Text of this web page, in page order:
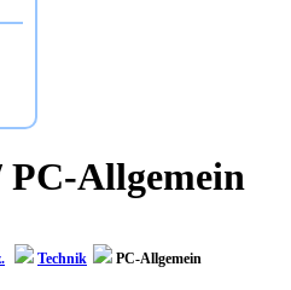
PC-Allgemein
Technik PC-Allgemein